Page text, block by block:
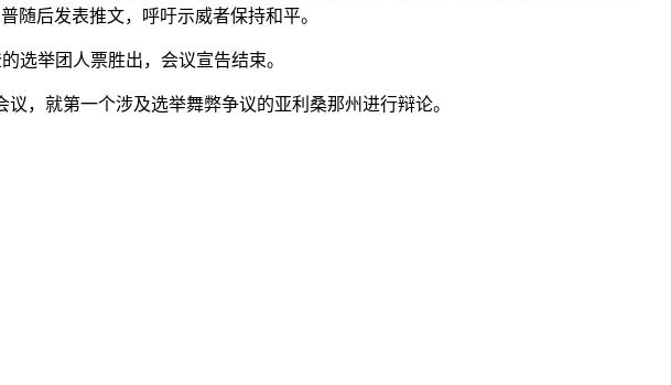
随后发表推文，呼吁示威者保持和平。
选举团人票胜出，会议宣告结束。
，就第一个涉及选举舞弊争议的亚利桑那州进行辩论。